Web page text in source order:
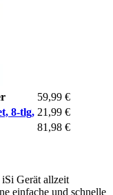
59,99 €
8-tlg, 21,99 €
81,98 €
Gerät allzeit
einfache und schnelle